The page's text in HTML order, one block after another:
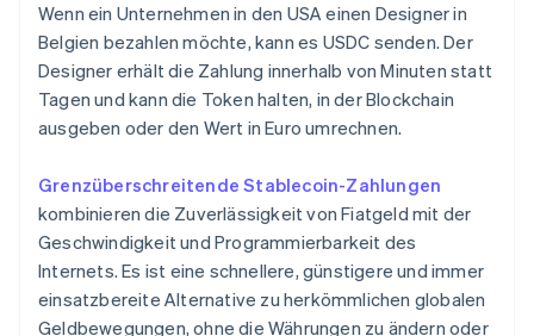
Wenn ein Unternehmen in den USA einen Designer in
Belgien bezahlen möchte, kann es USDC senden. Der
Designer erhält die Zahlung innerhalb von Minuten statt
Tagen und kann die Token halten, in der Blockchain
ausgeben oder den Wert in Euro umrechnen.
Grenzüberschreitende Stablecoin-Zahlungen
kombinieren die Zuverlässigkeit von Fiatgeld mit der
Geschwindigkeit und Programmierbarkeit des
Internets. Es ist eine schnellere, günstigere und immer
einsatzbereite Alternative zu herkömmlichen globalen
Geldbewegungen, ohne die Währungen zu ändern oder